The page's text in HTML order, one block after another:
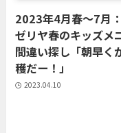
2023年4月春〜7月
ゼリヤ春のキッズメ
間違い探し「朝早く
穫だー！」
2023.04.10